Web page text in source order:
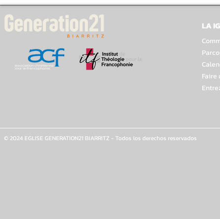
LA
Faire
© 2024 EGLISE GENERATION21 BIARRITZ - Todos los derechos reservados